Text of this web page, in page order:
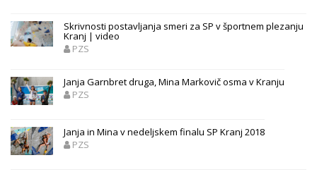
Skrivnosti postavljanja smeri za SP v športnem plezanju
Kranj | video
PZS
Janja Garnbret druga, Mina Markovič osma v Kranju
PZS
Janja in Mina v nedeljskem finalu SP Kranj 2018
PZS